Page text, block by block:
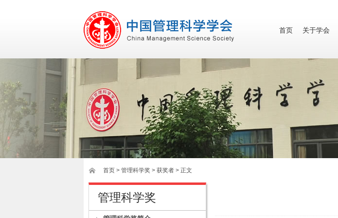
首页 关于学会
首页 > 管理科学奖 > 获奖者 > 正文
管理科学奖